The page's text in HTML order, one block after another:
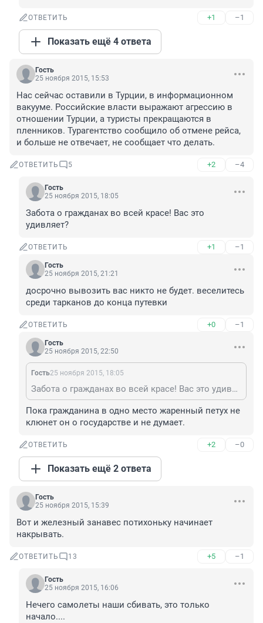
ОТВЕТИТЬ +1 –1
Показать ещё 4 ответа
Гость
25 ноября 2015, 15:53
Нас сейчас оставили в Турции, в информационном
вакууме. Российские власти выражают агрессию в
отношении Турции, а туристы прекращаются в
пленников. Турагентство сообщило об отмене рейса,
и больше не отвечает, не сообщает что делать.
ОТВЕТИТЬ 5 +2 –4
Гость
25 ноября 2015, 18:05
Забота о гражданах во всей красе! Вас это
удивляет?
ОТВЕТИТЬ +1 –1
Гость
25 ноября 2015, 21:21
досрочно вывозить вас никто не будет. веселитесь
среди тарканов до конца путевки
ОТВЕТИТЬ +0 –1
Гость
25 ноября 2015, 22:50
Гость25 ноября 2015, 18:05
Забота о гражданах во всей красе! Вас это удивляет?
Пока гражданина в одно место жаренный петух не
клюнет он о государстве и не думает.
ОТВЕТИТЬ +2 –0
Показать ещё 2 ответа
Гость
25 ноября 2015, 15:39
Вот и железный занавес потихоньку начинает
накрывать.
ОТВЕТИТЬ 13 +5 –1
Гость
25 ноября 2015, 16:06
Нечего самолеты наши сбивать, это только
начало....